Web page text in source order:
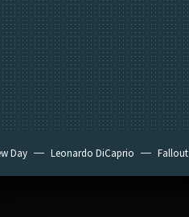
Day Leonardo DiCaprio Fallout